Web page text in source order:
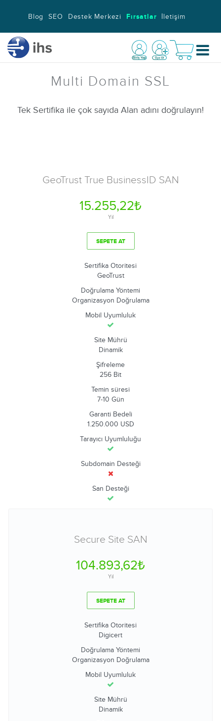
Blog SEO Destek Merkezi Fırsatlar İletişim
Multi Domain SSL
Tek Sertifika ile çok sayıda Alan adını doğrulayın!
GeoTrust True BusinessID SAN
15.255,22₺
Yıl
SEPETE AT
Sertifika Otoritesi
GeoTrust
Doğrulama Yöntemi
Organizasyon Doğrulama
Mobil Uyumluluk
Site Mührü
Dinamik
Şifreleme
256 Bit
Temin süresi
7-10 Gün
Garanti Bedeli
1.250.000 USD
Tarayıcı Uyumluluğu
Subdomain Desteği
San Desteği
Secure Site SAN
104.893,62₺
Yıl
SEPETE AT
Sertifika Otoritesi
Digicert
Doğrulama Yöntemi
Organizasyon Doğrulama
Mobil Uyumluluk
Site Mührü
Dinamik